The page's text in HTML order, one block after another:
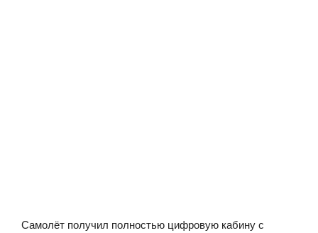
Самолёт получил полностью цифровую кабину с